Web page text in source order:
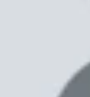
Hỏi
Đánh giá
2600 nits,
biến 1inch